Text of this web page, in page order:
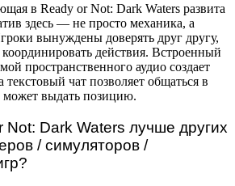
в Ready or Not: Dark Waters развита
здесь — не просто механика, а
вынуждены доверять друг другу,
координировать действия. Встроенный
пространственного аудио создает
текстовый чат позволяет общаться в
может выдать позицию.
Dark Waters лучше других
/ симуляторов /